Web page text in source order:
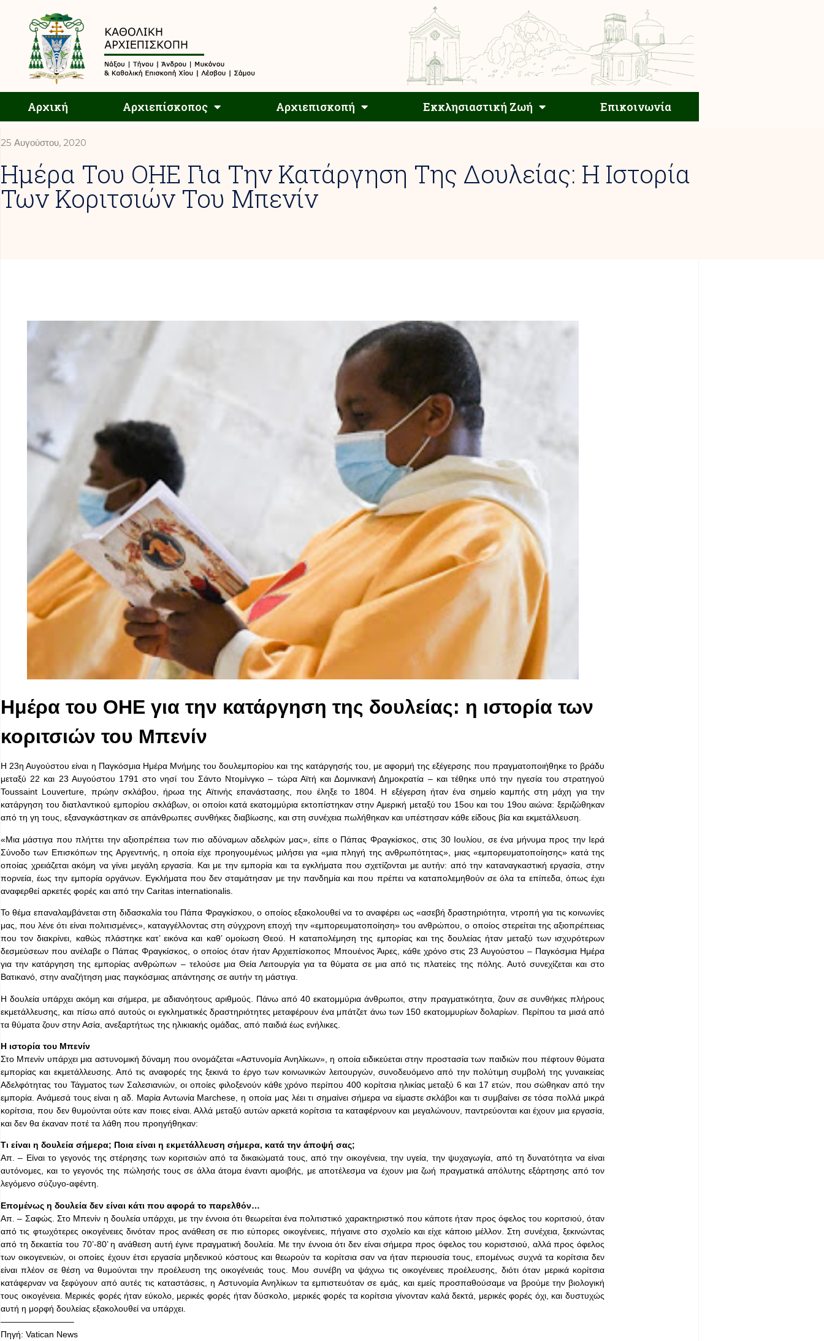
Αρχική Αρχιεπίσκοπος Αρχιεπισκοπή Εκκλησιαστική Ζωή Επικοινωνία
Αρχιεπισκοπή Εκκλησιαστική Ζωή Επικοινωνία
25 Αυγούστου, 2020
Ημέρα Του ΟΗΕ Για Την Κατάργηση Της Δουλείας: Η Ιστορία
Των Κοριτσιών Του Μπενίν
Ημέρα του ΟΗΕ για την κατάργηση της δουλείας: η ιστορία των
κοριτσιών του Μπενίν
Η 23η Αυγούστου είναι η Παγκόσμια Ημέρα Μνήμης του δουλεμπορίου και της κατάργησής του, με αφορμή της εξέγερσης που πραγματοποιήθηκε το βράδυ
μεταξύ 22 και 23 Αυγούστου 1791 στο νησί του Σάντο Ντομίνγκο – τώρα Αϊτή και Δομινικανή Δημοκρατία – και τέθηκε υπό την ηγεσία του στρατηγού
Toussaint Louverture, πρώην σκλάβου, ήρωα της Αϊτινής επανάστασης, που έληξε το 1804. Η εξέγερση ήταν ένα σημείο καμπής στη μάχη για την
κατάργηση του διατλαντικού εμπορίου σκλάβων, οι οποίοι κατά εκατομμύρια εκτοπίστηκαν στην Αμερική μεταξύ του 15ου και του 19ου αιώνα: ξεριζώθηκαν
από τη γη τους, εξαναγκάστηκαν σε απάνθρωπες συνθήκες διαβίωσης, και στη συνέχεια πωλήθηκαν και υπέστησαν κάθε είδους βία και εκμετάλλευση.
«Μια μάστιγα που πλήττει την αξιοπρέπεια των πιο αδύναμων αδελφών μας», είπε ο Πάπας Φραγκίσκος, στις 30 Ιουλίου, σε ένα μήνυμα προς την Ιερά
Σύνοδο των Επισκόπων της Αργεντινής, η οποία είχε προηγουμένως μιλήσει για «μια πληγή της ανθρωπότητας», μιας «εμπορευματοποίησης» κατά της
οποίας χρειάζεται ακόμη να γίνει μεγάλη εργασία. Και με την εμπορία και τα εγκλήματα που σχετίζονται με αυτήν: από την καταναγκαστική εργασία, στην
πορνεία, έως την εμπορία οργάνων. Εγκλήματα που δεν σταμάτησαν με την πανδημία και που πρέπει να καταπολεμηθούν σε όλα τα επίπεδα, όπως έχει
αναφερθεί αρκετές φορές και από την Caritas internationalis.
Το θέμα επαναλαμβάνεται στη διδασκαλία του Πάπα Φραγκίσκου, ο οποίος εξακολουθεί να το αναφέρει ως «ασεβή δραστηριότητα, ντροπή για τις κοινωνίες
μας, που λένε ότι είναι πολιτισμένες», καταγγέλλοντας στη σύγχρονη εποχή την «εμπορευματοποίηση» του ανθρώπου, ο οποίος στερείται της αξιοπρέπειας
που τον διακρίνει, καθώς πλάστηκε κατ’ εικόνα και καθ’ ομοίωση Θεού. Η καταπολέμηση της εμπορίας και της δουλείας ήταν μεταξύ των ισχυρότερων
δεσμεύσεων που ανέλαβε ο Πάπας Φραγκίσκος, ο οποίος όταν ήταν Αρχιεπίσκοπος Μπουένος Άιρες, κάθε χρόνο στις 23 Αυγούστου – Παγκόσμια Ημέρα
για την κατάργηση της εμπορίας ανθρώπων – τελούσε μια Θεία Λειτουργία για τα θύματα σε μια από τις πλατείες της πόλης. Αυτό συνεχίζεται και στο
Βατικανό, στην αναζήτηση μιας παγκόσμιας απάντησης σε αυτήν τη μάστιγα.
Η δουλεία υπάρχει ακόμη και σήμερα, με αδιανόητους αριθμούς. Πάνω από 40 εκατομμύρια άνθρωποι, στην πραγματικότητα, ζουν σε συνθήκες πλήρους
εκμετάλλευσης, και πίσω από αυτούς οι εγκληματικές δραστηριότητες μεταφέρουν ένα μπάτζετ άνω των 150 εκατομμυρίων δολαρίων. Περίπου τα μισά από
τα θύματα ζουν στην Ασία, ανεξαρτήτως της ηλικιακής ομάδας, από παιδιά έως ενήλικες.
Η ιστορία του Μπενίν
Στο Μπενίν υπάρχει μια αστυνομική δύναμη που ονομάζεται «Αστυνομία Ανηλίκων», η οποία ειδικεύεται στην προστασία των παιδιών που πέφτουν θύματα
εμπορίας και εκμετάλλευσης. Από τις αναφορές της ξεκινά το έργο των κοινωνικών λειτουργών, συνοδευόμενο από την πολύτιμη συμβολή της γυναικείας
Αδελφότητας του Τάγματος των Σαλεσιανιών, οι οποίες φιλοξενούν κάθε χρόνο περίπου 400 κορίτσια ηλικίας μεταξύ 6 και 17 ετών, που σώθηκαν από την
εμπορία. Ανάμεσά τους είναι η αδ. Μαρία Αντωνία Marchese, η οποία μας λέει τι σημαίνει σήμερα να είμαστε σκλάβοι και τι συμβαίνει σε τόσα πολλά μικρά
κορίτσια, που δεν θυμούνται ούτε καν ποιες είναι. Αλλά μεταξύ αυτών αρκετά κορίτσια τα καταφέρνουν και μεγαλώνουν, παντρεύονται και έχουν μια εργασία,
και δεν θα έκαναν ποτέ τα λάθη που προηγήθηκαν:
Τι είναι η δουλεία σήμερα; Ποια είναι η εκμετάλλευση σήμερα, κατά την άποψή σας;
Απ. – Είναι το γεγονός της στέρησης των κοριτσιών από τα δικαιώματά τους, από την οικογένεια, την υγεία, την ψυχαγωγία, από τη δυνατότητα να είναι
αυτόνομες, και το γεγονός της πώλησής τους σε άλλα άτομα έναντι αμοιβής, με αποτέλεσμα να έχουν μια ζωή πραγματικά απόλυτης εξάρτησης από τον
λεγόμενο σύζυγο-αφέντη.
Επομένως η δουλεία δεν είναι κάτι που αφορά το παρελθόν…
Απ. – Σαφώς. Στο Μπενίν η δουλεία υπάρχει, με την έννοια ότι θεωρείται ένα πολιτιστικό χαρακτηριστικό που κάποτε ήταν προς όφελος του κοριτσιού, όταν
από τις φτωχότερες οικογένειες δινόταν προς ανάθεση σε πιο εύπορες οικογένειες, πήγαινε στο σχολείο και είχε κάποιο μέλλον. Στη συνέχεια, ξεκινώντας
από τη δεκαετία του 70’-80’ η ανάθεση αυτή έγινε πραγματική δουλεία. Με την έννοια ότι δεν είναι σήμερα προς όφελος του κοριστσιού, αλλά προς όφελος
των οικογενειών, οι οποίες έχουν έτσι εργασία μηδενικού κόστους και θεωρούν τα κορίτσια σαν να ήταν περιουσία τους, επομένως συχνά τα κορίτσια δεν
είναι πλέον σε θέση να θυμούνται την προέλευση της οικογένειάς τους. Μου συνέβη να ψάχνω τις οικογένειες προέλευσης, διότι όταν μερικά κορίτσια
κατάφερναν να ξεφύγουν από αυτές τις καταστάσεις, η Αστυνομία Ανηλίκων τα εμπιστευόταν σε εμάς, και εμείς προσπαθούσαμε να βρούμε την βιολογική
τους οικογένεια. Μερικές φορές ήταν εύκολο, μερικές φορές ήταν δύσκολο, μερικές φορές τα κορίτσια γίνονταν καλά δεκτά, μερικές φορές όχι, και δυστυχώς
αυτή η μορφή δουλείας εξακολουθεί να υπάρχει.
————————–
Πηγή: Vatican News